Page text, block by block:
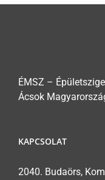
ÉMSZ –
Ácsok
KAPCSOLAT
2040. Budaörs,